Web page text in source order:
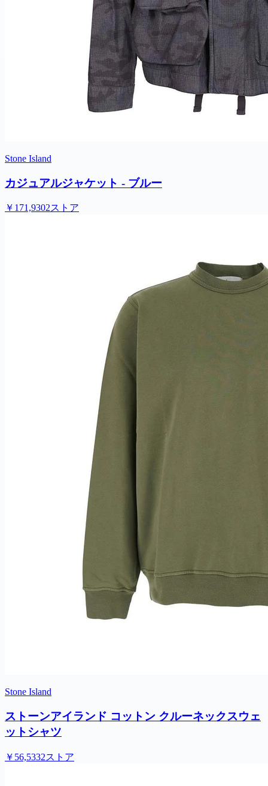
Stone Island
カジュアルジャケット - ブルー
￥171,9302ストア
Stone Island
ストーンアイランド コットン クルーネックスウェ
ットシャツ
￥56,5332ストア